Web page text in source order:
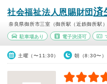
社会福祉法人恩賜財団 済
奈良県御所市三室（御所駅（近鉄御所駅）
駐車場あり 電子決済可
土曜（〜11:30） 朝（8:30〜）